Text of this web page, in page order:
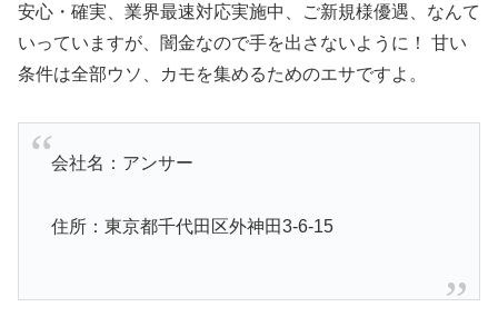
安心・確実、業界最速対応実施中、ご新規様優遇、なんて
いっていますが、闇金なので手を出さないように！ 甘い
条件は全部ウソ、カモを集めるためのエサですよ。
会社名：アンサー
住所：東京都千代田区外神田3-6-15